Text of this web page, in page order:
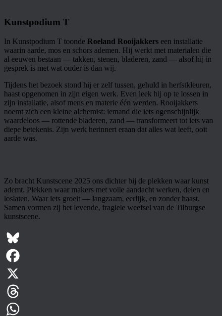
Kunstpodium T
In Kunstpodium T toonde Roeland Rooijakkers een installatie
waarin aarde, mos en schors ademen. Hij werkt met materialen die
al eeuwen bestaan — takken, stenen, bladeren, zand — alsof hij in
gesprek is met wat ouder is dan wij.
Tijdens het bezoek stond hij er zelf tussen, gehuld in herfstkleuren,
haast opgenomen in zijn eigen werk. Even leek hij op te lossen in
zijn installatie, alsof mens en materie één werden. Rooijakkers
noemt zich een kleine alchemist: iemand die iets ogenschijnlijk
waardeloos — rottende bladeren, zand — transformeert tot iets van
diepe betekenis. Zijn werk herinnert eraan dat alles wat leeft, ooit
aarde was.
Zo bracht Kunstscene 2025 ons dichter bij de plekken waar kunst
ademt. Plekken waar makers met volle aandacht werken, delen en
loslaten. Waar iets groeit — langzaam, eerlijk, en zonder haast.
Samen vormen zij het levende, fragiele weefsel van de Tilburgse
kunstscene.
Bluesky
Facebook
X
Threads